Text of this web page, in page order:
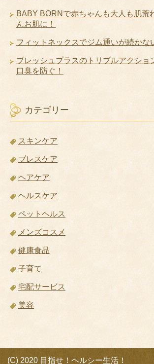
BABY BORNで赤ちゃんも大人も肌荒
んお肌に！
フィットネックスでジム通いが続かな
ブレッシュプラスのトリプルアクショ
口臭を防ぐ！
カテゴリー
スキンケア
ブレスケア
ヘアケア
ヘルスケア
ペットヘルス
メンズコスメ
健康食品
子育て
宅配サービス
美容
(C) 2020 目指せ！ヘルシー生活！